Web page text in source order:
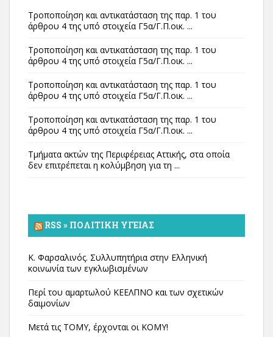
Τροποποίηση και αντικατάσταση της παρ. 1 του
άρθρου 4 της υπό στοιχεία Γ5α/Γ.Π.οικ. ...
Τροποποίηση και αντικατάσταση της παρ. 1 του
άρθρου 4 της υπό στοιχεία Γ5α/Γ.Π.οικ. ...
Τροποποίηση και αντικατάσταση της παρ. 1 του
άρθρου 4 της υπό στοιχεία Γ5α/Γ.Π.οικ. ...
Τροποποίηση και αντικατάσταση της παρ. 1 του
άρθρου 4 της υπό στοιχεία Γ5α/Γ.Π.οικ. ...
Τμήματα ακτών της Περιφέρειας Αττικής, στα οποία
δεν επιτρέπεται η κολύμβηση για τη ...
RSS » ΠΟΛΙΤΙΚΉ ΥΓΕΊΑΣ
Κ. Φαρσαλινός. Συλλυπητήρια στην Ελληνική
κοινωνία των εγκλωβισμένων
Περί του αμαρτωλού ΚΕΕΛΠΝΟ και των σχετικών
δαιμονίων
Μετά τις ΤΟΜΥ, έρχονται οι ΚΟΜΥ!